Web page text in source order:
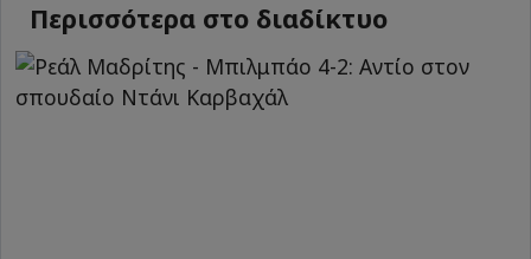
Περισσότερα στο διαδίκτυο